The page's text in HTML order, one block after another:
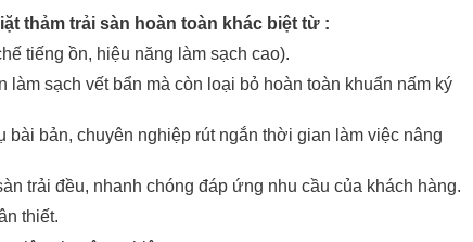
thảm trải sàn hoàn toàn khác biệt từ :
tiếng ồn, hiệu năng làm sạch cao).
sạch vết bẩn mà còn loại bỏ hoàn toàn khuẩn nấm ký
bản, chuyên nghiệp rút ngắn thời gian làm việc nâng
trải đều, nhanh chóng đáp ứng nhu cầu của khách hàng.
thiết.